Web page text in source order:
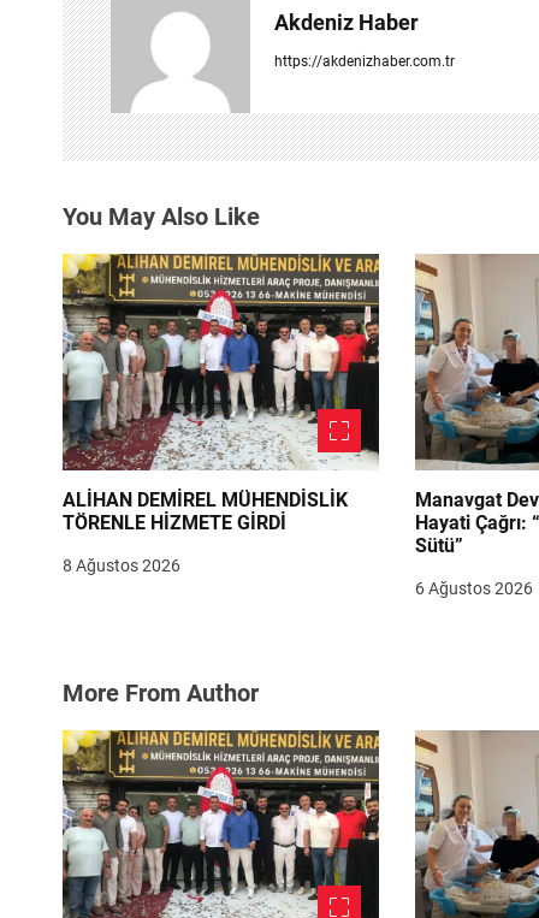
z
i
n
m
e
s
i
Akdeniz Haber
https://akdenizhaber.com.tr
You May Also Like
ALİHAN DEMİREL MÜHENDİSLİK
TÖRENLE HİZMETE GİRDİ
8 Ağustos 2026
Manavgat
Hayati Çağrı:
Sütü”
6 Ağustos 2026
More From Author